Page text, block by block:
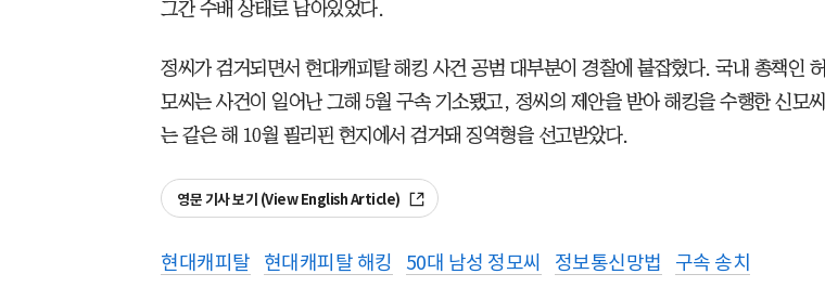
그간 수배 상태로 남아있었다.
정씨가 검거되면서 현대캐피탈 해킹 사건 공범 대부분이 경찰에 붙잡혔다. 국내 총책인 허
모씨는 사건이 일어난 그해 5월 구속 기소됐고, 정씨의 제안을 받아 해킹을 수행한 신모씨
는 같은 해 10월 필리핀 현지에서 검거돼 징역형을 선고받았다.
영문 기사 보기 (View English Article)
현대캐피탈 현대캐피탈 해킹 50대 남성 정모씨 정보통신망법 구속 송치